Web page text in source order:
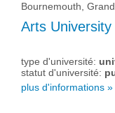
Bournemouth,
Arts
type d'université:
statut d'université:
plus d'informations »